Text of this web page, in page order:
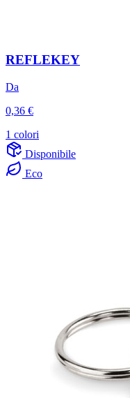
REFLEKEY
Da
0,36 €
1 colori
Disponibile
Eco